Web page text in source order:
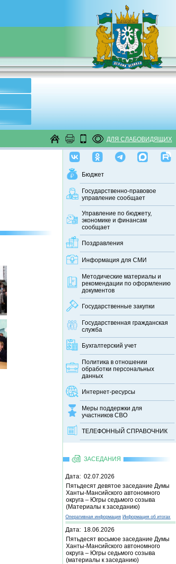
ДЛЯ СЛАБОВИДЯЩИХ
Бюджет
Государственно-правовое
управление сообщает
Управление по бюджету,
экономике и финансам
сообщает
Поздравления
Информация для СМИ
Методические материалы и
рекомендации по оформлению
документов
Государственные закупки
Государственная гражданская
служба
Бухгалтерский учет
Политика в отношении
обработки персональных
данных
Интернет-ресурсы
Меры поддержки для
участников СВО
ТЕЛЕФОННЫЙ CПРАВОЧНИК
ЗАСЕДАНИЯ
Дата: 02.07.2026
Пятьдесят девятое заседание Думы
Ханты-Мансийского автономного
округа – Югры седьмого созыва
(Материалы к заседанию)
Оперативная информация Информация об итогах
Дата: 18.06.2026
Пятьдесят восьмое заседание Думы
Ханты-Мансийского автономного
округа – Югры седьмого созыва
(материалы к заседанию)